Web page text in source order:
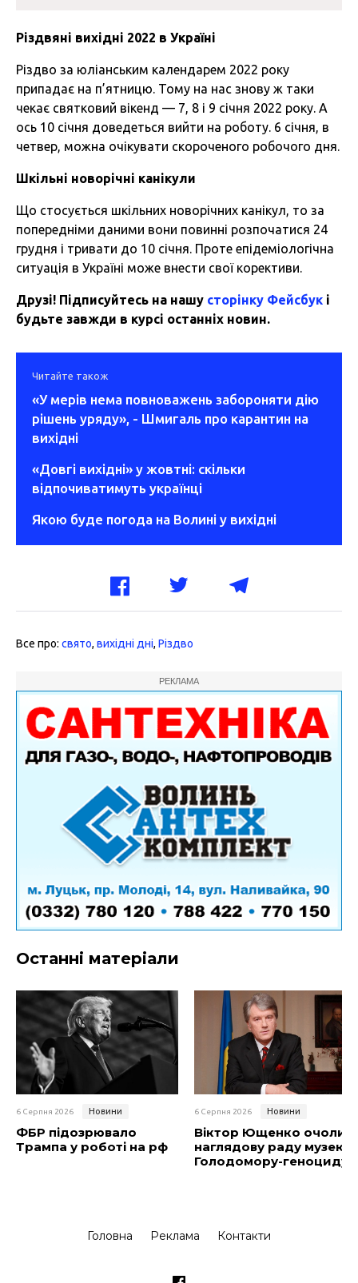
Різдвяні вихідні 2022 в Україні
Різдво за юліанським календарем 2022 року
припадає на п’ятницю. Тому на нас знову ж таки
чекає святковий вікенд — 7, 8 і 9 січня 2022 року. А
ось 10 січня доведеться вийти на роботу. 6 січня, в
четвер, можна очікувати скороченого робочого дня.
Шкільні новорічні канікули
Що стосується шкільних новорічних канікул, то за
попередніми даними вони повинні розпочатися 24
грудня і тривати до 10 січня. Проте епідеміологічна
ситуація в Україні може внести свої корективи.
Друзі! Підписуйтесь на нашу сторінку Фейсбук і
будьте завжди в курсі останніх новин.
Читайте також
«У мерів нема повноважень забороняти дію
рішень уряду», - Шмигаль про карантин на
вихідні
«Довгі вихідні» у жовтні: скільки
відпочиватимуть українці
Якою буде погода на Волині у вихідні
Все про: свято, вихідні дні, Різдво
РЕКЛАМА
Останні матеріали
6 Серпня 2026 Новини
ФБР підозрювало
Трампа у роботі на рф
6 Серпня 2026 Новини
Віктор Ющенко очолив
наглядову раду музею
Голодомору-геноциду
Головна Реклама Контакти